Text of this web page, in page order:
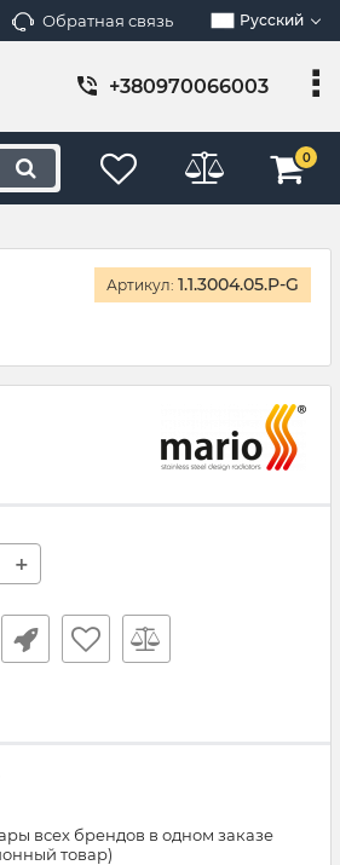
Обратная связь Русский
+380970066003
0
Артикул: 1.1.3004.05.P-G
+
всех брендов в одном заказе
товар)